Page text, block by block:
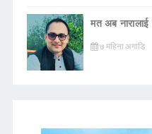
मत अब नारालाई
७ महिना अगाडि